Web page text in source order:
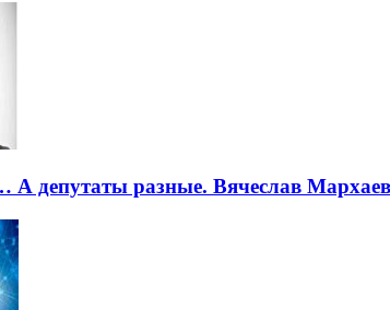
депутаты разные. Вячеслав Мархаев